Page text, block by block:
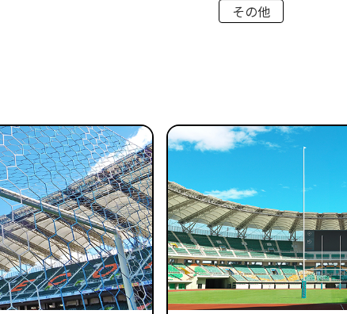
その他